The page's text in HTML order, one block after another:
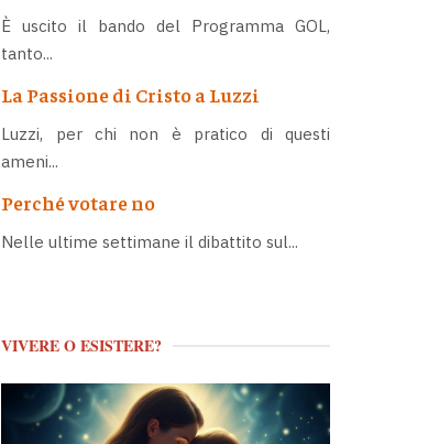
È uscito il bando del Programma GOL,
tanto...
La Passione di Cristo a Luzzi
Luzzi, per chi non è pratico di questi
ameni...
Perché votare no
Nelle ultime settimane il dibattito sul...
VIVERE O ESISTERE?